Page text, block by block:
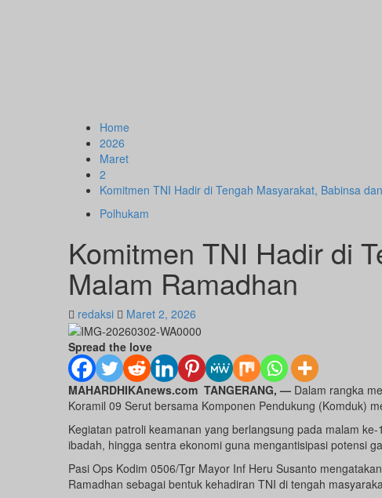
Home
2026
Maret
2
Komitmen TNI Hadir di Tengah Masyarakat, Babinsa
Polhukam
Komitmen TNI Hadir di
Malam Ramadhan
redaksi Maret 2, 2026
Spread the love
MAHARDHIKAnews.com TANGERANG, — Dalam rangka
Koramil 09 Serut bersama Komponen Pendukung (Komduk)
Kegiatan patroli keamanan yang berlangsung pada malam
ibadah, hingga sentra ekonomi guna mengantisipasi potensi
Pasi Ops Kodim 0506/Tgr Mayor Inf Heru Susanto
Ramadhan sebagai bentuk kehadiran TNI di tengah